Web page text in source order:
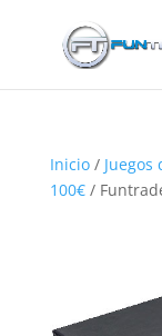
Inicio/
100€/